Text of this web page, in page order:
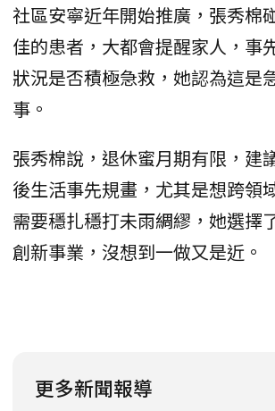
社區安寧近年開始推廣，張秀棉
佳的患者，大都會提醒家人，事
狀況是否積極急救，她認為這是
事。
張秀棉說，退休蜜月期有限，建
後生活事先規畫，尤其是想跨領
需要穩扎穩打未雨綢繆，她選擇
創新事業，沒想到一做又是近。
更多新聞報導